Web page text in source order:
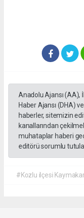
Anadolu Ajansı (AA),
Haber Ajansı (DHA)
haberler, sitemizin
kanallarından
muhataplar haberi
editörü sorumlu
#Kozlu ilçesi